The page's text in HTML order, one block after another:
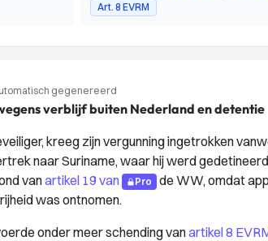
Art. 8 EVRM
gegenereerd
verblijf buiten Nederland en detentie
kreeg zijn vergunning ingetrokken
naar Suriname, waar hij werd
vanartikel 19 van Pro
de WW, omdat
was ontnomen.
onder meer schending vanartikel 8